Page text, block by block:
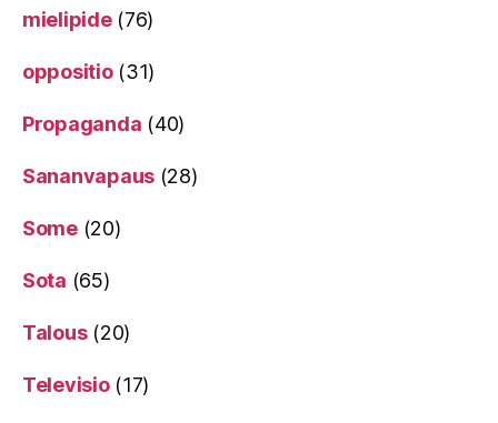
mielipide(76)
oppositio(31)
Propaganda (40)
Sananvapaus (28)
Some(20)
Sota (65)
Talous(20)
Televisio(17)